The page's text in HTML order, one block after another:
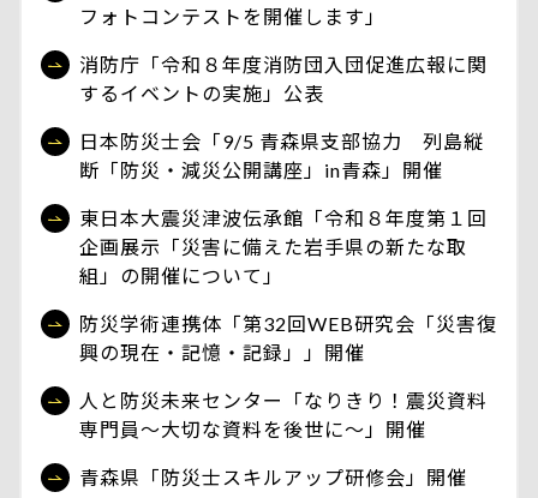
フォトコンテストを開催します」
消防庁「令和８年度消防団入団促進広報に関
するイベントの実施」公表
日本防災士会「9/5 青森県支部協力 列島縦
断「防災・減災公開講座」in青森」開催
東日本大震災津波伝承館「令和８年度第１回
企画展示「災害に備えた岩手県の新たな取
組」の開催について」
防災学術連携体「第32回WEB研究会「災害復
興の現在・記憶・記録」」開催
人と防災未来センター「なりきり！震災資料
専門員～大切な資料を後世に～」開催
青森県「防災士スキルアップ研修会」開催